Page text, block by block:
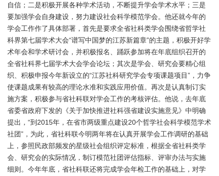
自信；二是积极开展各种学术活动，不断提升学会学术水平；三是
要加强学会自身建设，努力建设社会科学模范学会。他还就今年的
学会工作作了具体部署，首先是要求全省社科类学会围绕省哲学社
科界第七届学术大会“谱写中国梦的江苏新篇章”的主题，积极开好学
术年会和学术研讨会，并积极报名、踊跃参加将在年底组织召开的
全省社科界七届学术大会学会论坛；其次是学会、研究会要精心组
织、积极申报今年新设立的“江苏社科研究学会专项课题项目”，力争
使课题成果有较高的理论水准和实践应用价值。再次是认真制订实
施方案，积极参与省社科联对学会工作的考核评估。他说，去年底
省委省政府下发的《关于加快推进社科强省建设实施意见》中明确
提出，“到2015年，在省市两级重点建设20个哲学社会科学模范学术
社团”，为此，省社科联今明两年将在认真开展学会工作调研的基础
上，参照民政部频发的星级社会组织评定标准，根据全省社科类学
会、研究会的实际情况，制订模范社团评估指标、评审办法与实施
细则。今年年底，省社科联还将完成学会年检工作的基础上，对学